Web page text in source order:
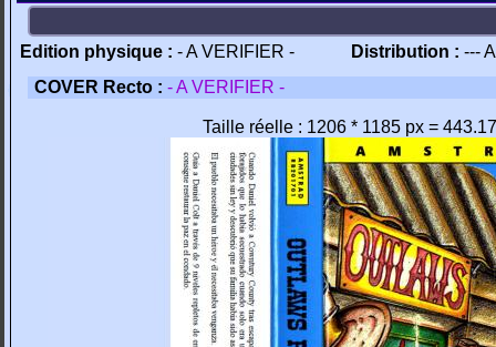
Edition physique : - A VERIFIER - Distribution : ---
COVER Recto : - A VERIFIER -
Taille réelle : 1206 * 1185 px =